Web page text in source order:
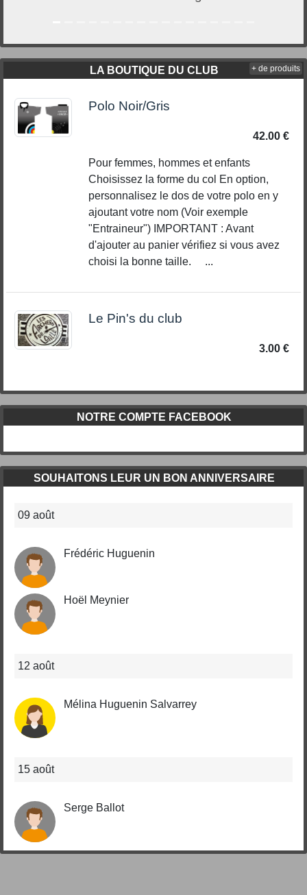
LA BOUTIQUE DU CLUB
Polo Noir/Gris
42.00 €
Pour femmes, hommes et enfants
Choisissez la forme du col En option,
personnalisez le dos de votre polo en y
ajoutant votre nom (Voir exemple
"Entraineur") IMPORTANT : Avant
d'ajouter au panier vérifiez si vous avez
choisi la bonne taille. ...
Le Pin's du club
3.00 €
+ de produits
NOTRE COMPTE FACEBOOK
SOUHAITONS LEUR UN BON ANNIVERSAIRE
09 août
Frédéric Huguenin
Hoël Meynier
12 août
Mélina Huguenin Salvarrey
15 août
Serge Ballot